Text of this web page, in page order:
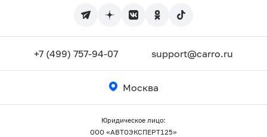
+7 (499) 757-94-07 support@carro.ru
Москва
Юридическое лицо:
ООО «АВТОЭКСПЕРТ125»